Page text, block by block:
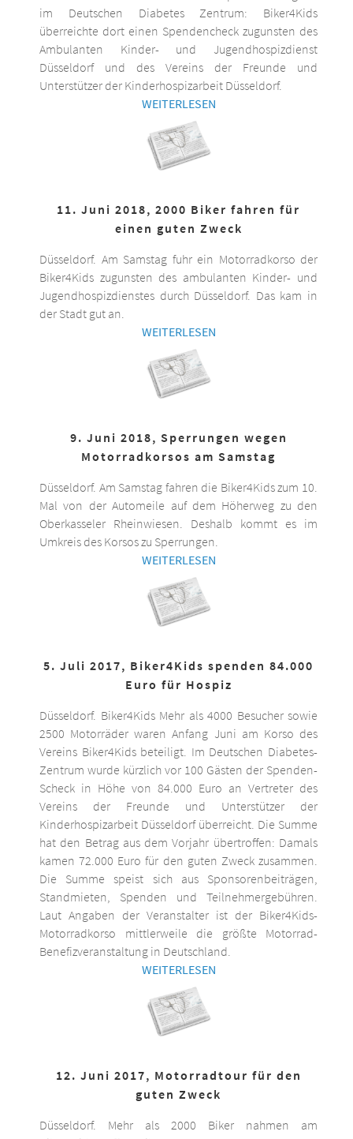
im Deutschen Diabetes Zentrum: Biker4Kids
überreichte dort einen Spendencheck zugunsten des
Ambulanten Kinder- und Jugendhospizdienst
Düsseldorf und des Vereins der Freunde und
Unterstützer der Kinderhospizarbeit Düsseldorf.
WEITERLESEN
11. Juni 2018, 2000 Biker fahren für
einen guten Zweck
Düsseldorf. Am Samstag fuhr ein Motorradkorso der
Biker4Kids zugunsten des ambulanten Kinder- und
Jugendhospizdienstes durch Düsseldorf. Das kam in
der Stadt gut an.
WEITERLESEN
9. Juni 2018, Sperrungen wegen
Motorradkorsos am Samstag
Düsseldorf. Am Samstag fahren die Biker4Kids zum 10.
Mal von der Automeile auf dem Höherweg zu den
Oberkasseler Rheinwiesen. Deshalb kommt es im
Umkreis des Korsos zu Sperrungen.
WEITERLESEN
5. Juli 2017, Biker4Kids spenden 84.000
Euro für Hospiz
Düsseldorf. Biker4Kids Mehr als 4000 Besucher sowie
2500 Motorräder waren Anfang Juni am Korso des
Vereins Biker4Kids beteiligt. Im Deutschen Diabetes-
Zentrum wurde kürzlich vor 100 Gästen der Spenden-
Scheck in Höhe von 84.000 Euro an Vertreter des
Vereins der Freunde und Unterstützer der
Kinderhospizarbeit Düsseldorf überreicht. Die Summe
hat den Betrag aus dem Vorjahr übertroffen: Damals
kamen 72.000 Euro für den guten Zweck zusammen.
Die Summe speist sich aus Sponsorenbeiträgen,
Standmieten, Spenden und Teilnehmergebühren.
Laut Angaben der Veranstalter ist der Biker4Kids-
Motorradkorso mittlerweile die größte Motorrad-
Benefizveranstaltung in Deutschland.
WEITERLESEN
12. Juni 2017, Motorradtour für den
guten Zweck
Düsseldorf. Mehr als 2000 Biker nahmen am